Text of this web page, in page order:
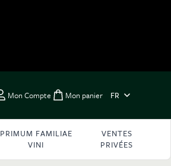
Mon Compte Toggle minicart,
Mon panier FR
PRIMUM FAMILIAE
VINI
VENTES
PRIVÉES